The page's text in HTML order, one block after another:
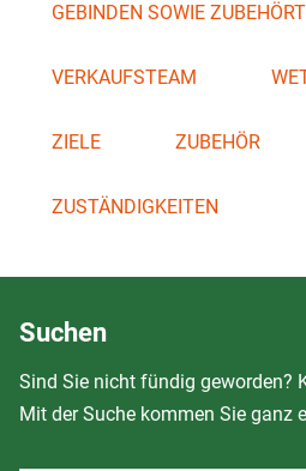
GEBINDEN SOWIE
VERKAUFSTEAM
ZIELE ZUBEHÖR
ZUSTÄNDIGKEITEN
Suchen
Sind Sie nicht fündig geworden?
Mit der Suche kommen Sie ganz